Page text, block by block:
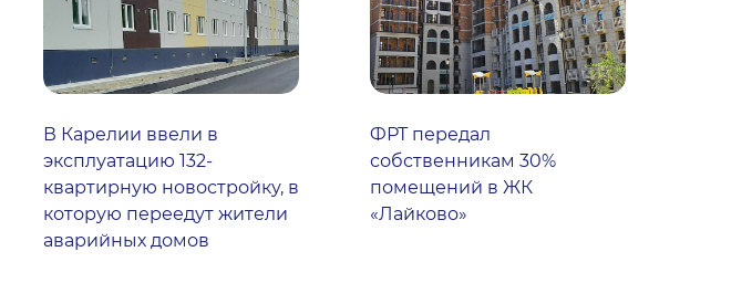
В Карелии ввели в
эксплуатацию 132-
квартирную новостройку, в
которую переедут жители
аварийных домов
ФРТ передал
собственникам 30%
помещений в ЖК
«Лайково»